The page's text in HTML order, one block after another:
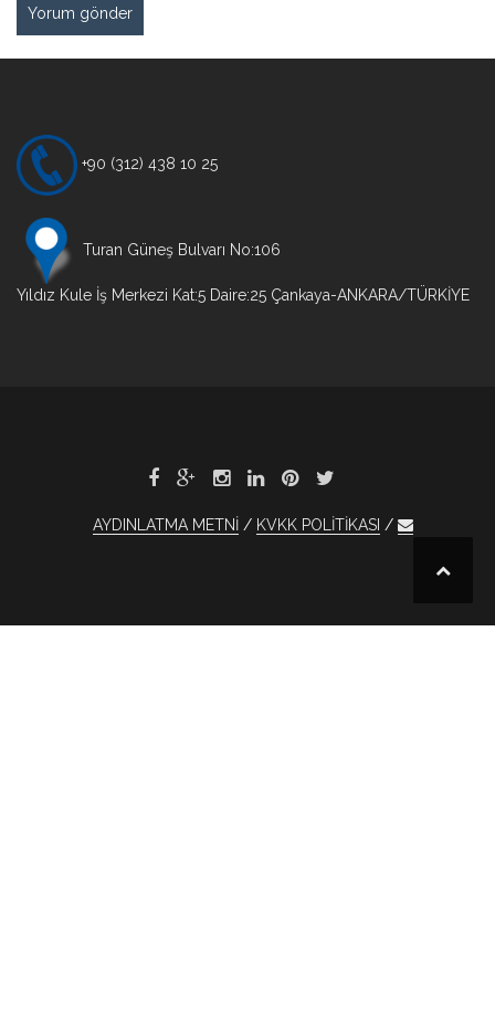
+90 (312) 438 10 25
Turan Güneş Bulvarı No:106
Yıldız Kule İş Merkezi Kat:5 Daire:25 Çankaya-ANKARA/TÜRKİYE
AYDINLATMA METNİ KVKK POLİTİKASI